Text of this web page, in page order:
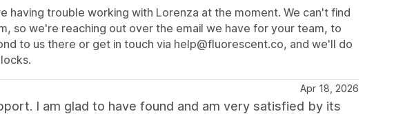
having trouble working with Lorenza at the moment. We can't find
so we're reaching out over the email we have for your team, to
to us there or get in touch via help@fluorescent.co, and we'll do
Apr 18, 2026
I am glad to have found and am very satisfied by its